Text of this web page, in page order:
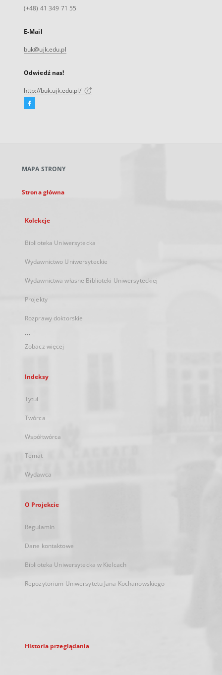
(+48) 41 349 71 55
E-Mail
buk@ujk.edu.pl
Odwiedź nas!
http://buk.ujk.edu.pl/
Facebook
karcie
MAPA STRONY
Strona główna
Kolekcje
Biblioteka Uniwersytecka
Wydawnictwo Uniwersyteckie
Wydawnictwa własne Biblioteki Uniwersyteckiej
Projekty
Rozprawy doktorskie
...
Zobacz więcej
Indeksy
Tytuł
Twórca
Współtwórca
Temat
Wydawca
O Projekcie
Regulamin
Dane kontaktowe
Biblioteka Uniwersytecka w Kielcach
Repozytorium Uniwersytetu Jana Kochanowskiego
Historia przeglądania